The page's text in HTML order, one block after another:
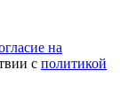
на
с политикой